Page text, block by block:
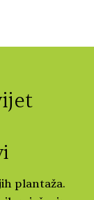
plantaža.